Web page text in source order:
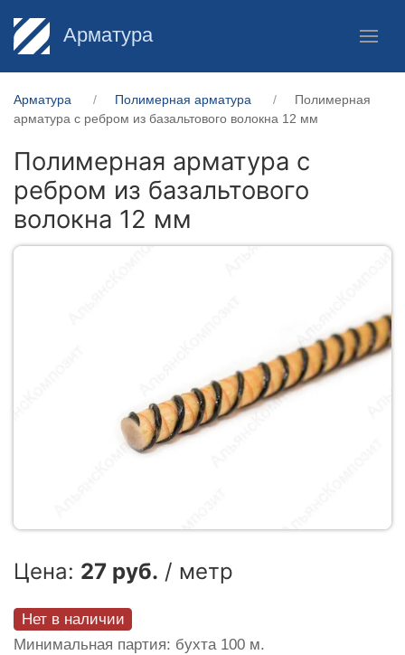
Арматура
Арматура Полимерная арматура
Полимерная
арматура c ребром из базальтового волокна 12 мм
Полимерная арматура c
ребром из базальтового
волокна 12 мм
Цена: 27 руб. / метр
Нет в наличии
Минимальная партия: бухта 100 м.